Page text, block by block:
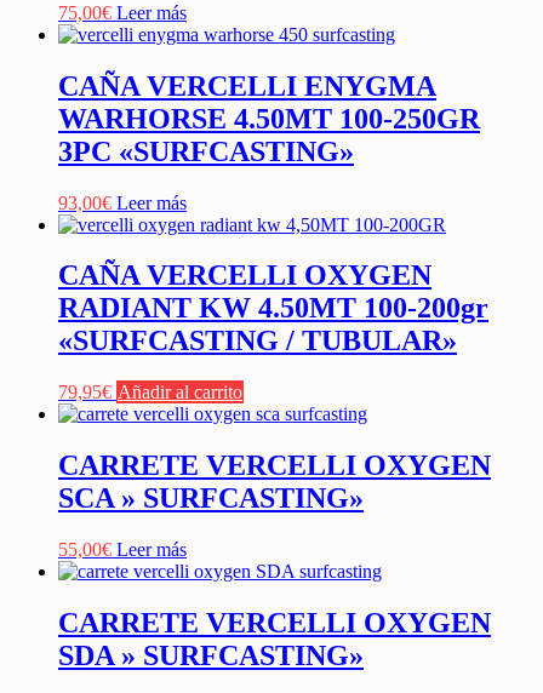
75,00€ Leer más
CAÑA VERCELLI ENYGMA
WARHORSE 4.50MT 100-250GR
3PC «SURFCASTING»
93,00€ Leer más
CAÑA VERCELLI OXYGEN
RADIANT KW 4.50MT 100-200gr
«SURFCASTING / TUBULAR»
79,95€ Añadir al carrito
CARRETE VERCELLI OXYGEN
SCA » SURFCASTING»
55,00€ Leer más
CARRETE VERCELLI OXYGEN
SDA » SURFCASTING»